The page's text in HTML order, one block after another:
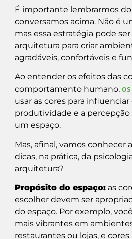
É importante lembrarmos do
conversamos acima. Não é
mas essa estratégia pode ser
arquitetura para criar
agradáveis, confortáveis e
Ao entender os efeitos das
comportamento humano,
usar as cores para influenciar
produtividade e a percepção
um espaço.
Mas, afinal, vamos conhecer
dicas, na prática, da
arquitetura?
Propósito do espaço: as
escolher devem ser
do espaço. Por exemplo,
mais vibrantes em
restaurantes ou lojas, e